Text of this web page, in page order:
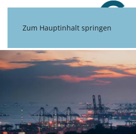
Zum Hauptinhalt springen